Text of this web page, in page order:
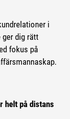
i
dig rätt
fokus på
helt på distans